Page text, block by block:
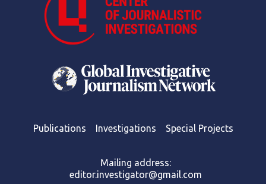
Publications Investigations Special Projects
Mailing address:
editor.investigator@gmail.com